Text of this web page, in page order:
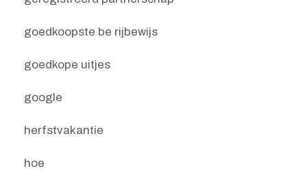
goedkoopste be rijbewijs
goedkope uitjes
google
herfstvakantie
hoe